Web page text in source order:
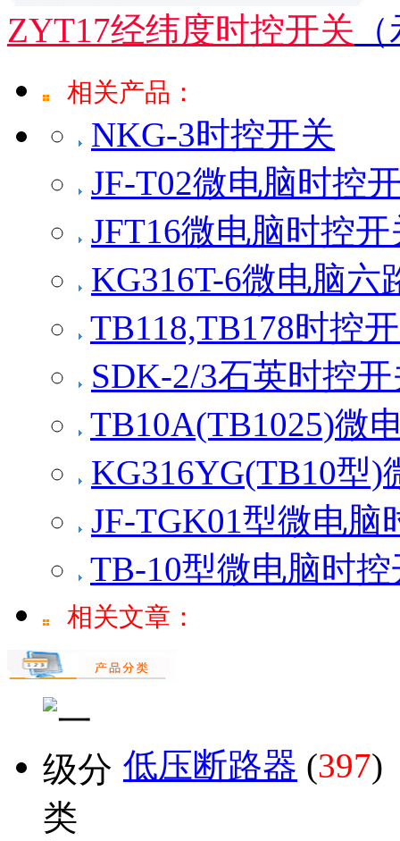
ZYT17经纬度时控开关
相关产品：
NKG-3时控开关
JF-T02微电脑时控
JFT16微电脑时控开
KG316T-6微电脑六
TB118,TB178时控
SDK-2/3石英时控
TB10A(TB1025)微
KG316YG(TB10型)
JF-TGK01型微电脑
TB-10型微电脑时
相关文章：
低压断路器 (397)